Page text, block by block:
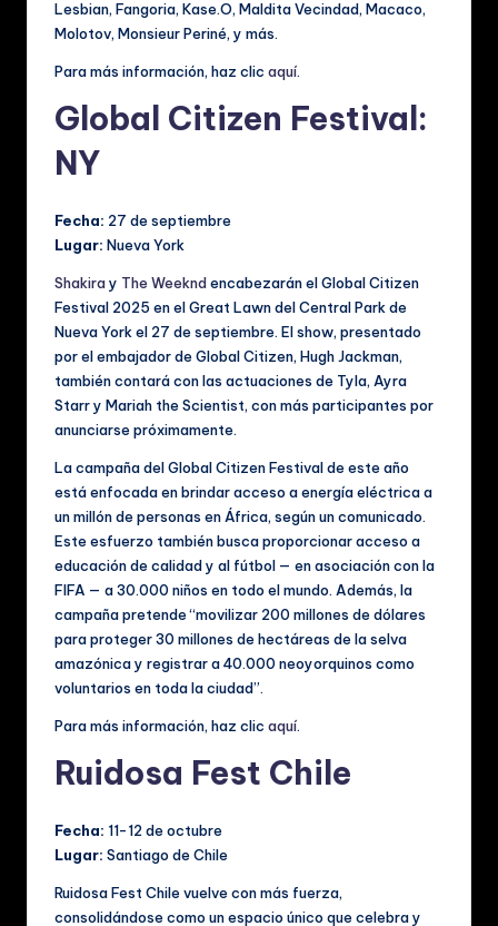
Lesbian, Fangoria, Kase.O, Maldita Vecindad, Macaco,
Molotov, Monsieur Periné, y más.
Para más información, haz clic aquí.
Global Citizen Festival:
NY
Fecha: 27 de septiembre
Lugar: Nueva York
Shakiray The Weekndencabezarán el Global Citizen
Festival 2025 en el Great Lawn del Central Park de
Nueva York el 27 de septiembre. El show, presentado
por el embajador de Global Citizen, Hugh Jackman,
también contará con las actuaciones de Tyla, Ayra
Starr y Mariah the Scientist, con más participantes por
anunciarse próximamente.
La campaña del Global Citizen Festival de este año
está enfocada en brindar acceso a energía eléctrica a
un millón de personas en África, según un comunicado.
Este esfuerzo también busca proporcionar acceso a
educación de calidad y al fútbol — en asociación con la
FIFA — a 30.000 niños en todo el mundo. Además, la
campaña pretende “movilizar 200 millones de dólares
para proteger 30 millones de hectáreas de la selva
amazónica y registrar a 40.000 neoyorquinos como
voluntarios en toda la ciudad”.
Para más información, haz clic aquí.
Ruidosa Fest Chile
Fecha: 11-12 de octubre
Lugar: Santiago de Chile
Ruidosa Fest Chile vuelve con más fuerza,
consolidándose como un espacio único que celebra y